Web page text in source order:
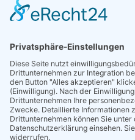
Sieben gute Gründe
für Ihre Mitgliedschaft
NEWSLETTER
Neuigkeiten rund um die Geriatrie
Postfach.